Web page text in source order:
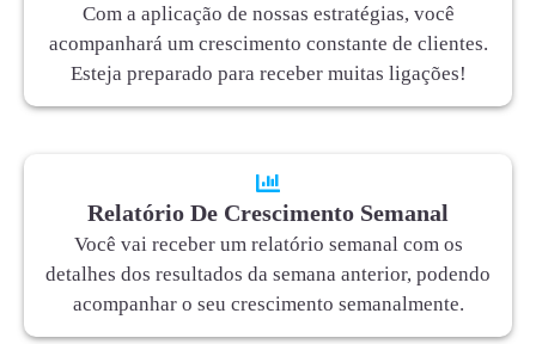
Com a aplicação de nossas estratégias, você
acompanhará um crescimento constante de clientes.
Esteja preparado para receber muitas ligações!
Relatório De Crescimento Semanal
Você vai receber um relatório semanal com os
detalhes dos resultados da semana anterior, podendo
acompanhar o seu crescimento semanalmente.